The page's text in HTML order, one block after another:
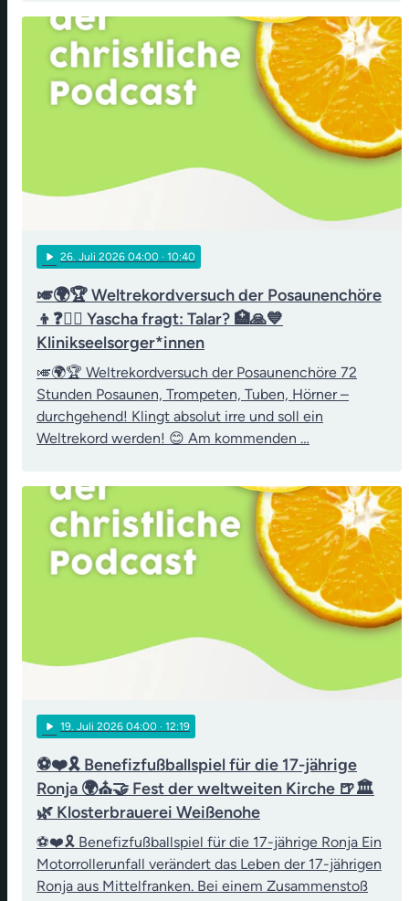
play_arrow 26. Juli 2026 04:00 · 10:40
🎺🌍🏆 Weltrekordversuch der Posaunenchöre
👦❓👨‍⚖️ Yascha fragt: Talar? 🏥🙏💙
Klinikseelsorger*innen
🎺🌍🏆 Weltrekordversuch der Posaunenchöre 72
Stunden Posaunen, Trompeten, Tuben, Hörner –
durchgehend! Klingt absolut irre und soll ein
Weltrekord werden! 😊 Am kommenden …
play_arrow 19. Juli 2026 04:00 · 12:19
⚽❤️🎗️ Benefizfußballspiel für die 17-jährige
Ronja 🌍⛪🤝 Fest der weltweiten Kirche 🍺🏛️
🌿 Klosterbrauerei Weißenohe
⚽❤️🎗️ Benefizfußballspiel für die 17-jährige Ronja Ein
Motorrollerunfall verändert das Leben der 17-jährigen
Ronja aus Mittelfranken. Bei einem Zusammenstoß